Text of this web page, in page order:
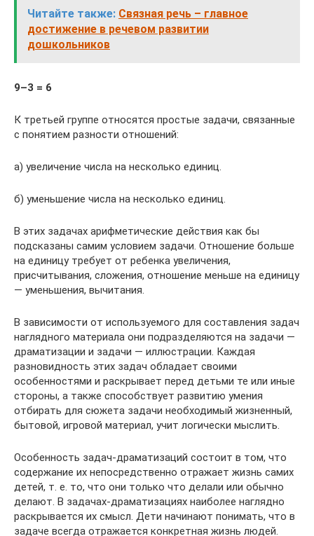
Читайте также: Связная речь – главное
достижение в речевом развитии
дошкольников
9–3 = 6
К третьей группе относятся простые задачи, связанные
с понятием разности отношений:
а) увеличение числа на несколько единиц.
б) уменьшение числа на несколько единиц.
В этих задачах арифметические действия как бы
подсказаны самим условием задачи. Отношение больше
на единицу требует от ребенка увеличения,
присчитывания, сложения, отношение меньше на единицу
— уменьшения, вычитания.
В зависимости от используемого для составления задач
наглядного материала они подразделяются на задачи —
драматизации и задачи — иллюстрации. Каждая
разновидность этих задач обладает своими
особенностями и раскрывает перед детьми те или иные
стороны, а также способствует развитию умения
отбирать для сюжета задачи необходимый жизненный,
бытовой, игровой материал, учит логически мыслить.
Особенность задач-драматизаций состоит в том, что
содержание их непосредственно отражает жизнь самих
детей, т. е. то, что они только что делали или обычно
делают. В задачах-драматизациях наиболее наглядно
раскрывается их смысл. Дети начинают понимать, что в
задаче всегда отражается конкретная жизнь людей.